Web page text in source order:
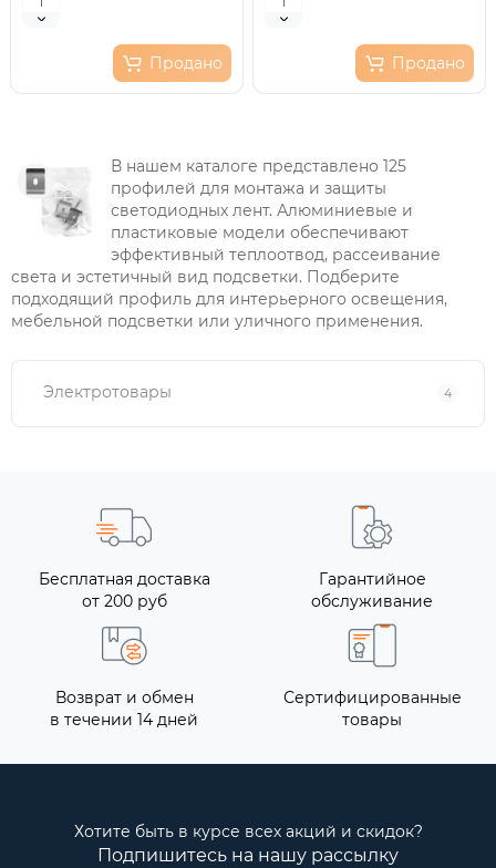
Продано Продано
В нашем каталоге представлено 125
профилей для монтажа и защиты
светодиодных лент. Алюминиевые и
пластиковые модели обеспечивают
эффективный теплоотвод, рассеивание
света и эстетичный вид подсветки. Подберите
подходящий профиль для интерьерного освещения,
мебельной подсветки или уличного применения.
Электротовары 4
Бесплатная доставка
от 200 руб
Гарантийное
обслуживание
Возврат и обмен
в течении 14 дней
Сертифицированные
товары
Хотите быть в курсе всех акций и скидок?
Подпишитесь на нашу рассылку